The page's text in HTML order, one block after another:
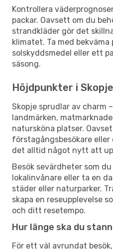
Kontrollera
packar. Oavsett om du
strandkläder gör det
klimatet. Ta med bekväma
solskyddsmedel eller ett
säsong.
Höjdpunkter i Skopje
Skopje sprudlar av charm
landmärken,
natursköna platser.
förstagångsbesökare
det alltid något nytt att
Besök sevärdheter som
lokalinvånare eller ta en
städer eller naturparker.
skapa en reseupplevelse
och ditt resetempo.
Hur länge ska du
För ett väl avrundat